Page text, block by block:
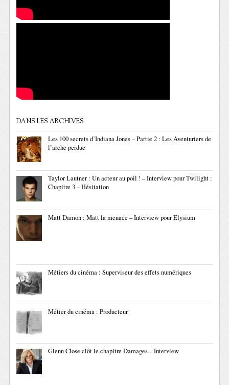
DANS LES ARCHIVES
Les 100 secrets d’Indiana Jones – Partie 2 : Les Aventuriers de
l’arche perdue
Taylor Lautner : Un acteur au poil ! – Interview pour Twilight :
Chapitre 3 – Hésitation
Matt Damon : Matt la menace – Interview pour Elysium
Métiers du cinéma : Superviseur des effets numériques
Métier du cinéma : Producteur
Glenn Close clôt le chapitre Damages – Interview